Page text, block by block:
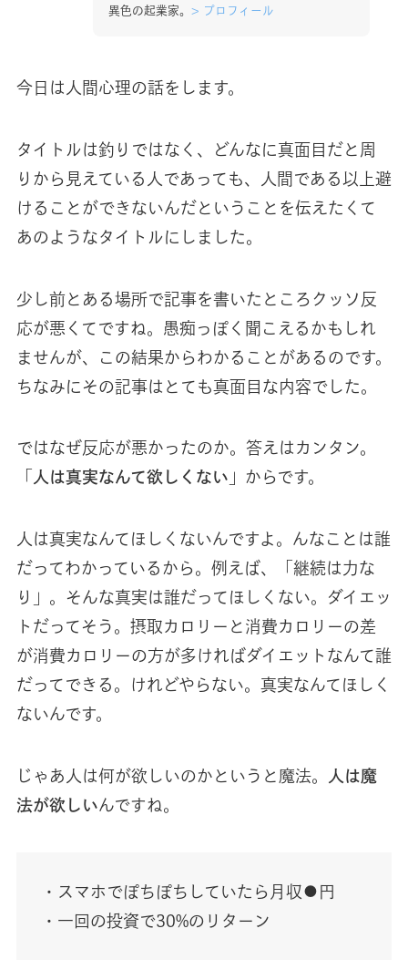
異色の起業家。 > プロフィール
今日は人間心理の話をします。
タイトルは釣りではなく、どんなに真面目だと周
りから見えている人であっても、人間である以上避
けることができないんだということを伝えたくて
あのようなタイトルにしました。
少し前とある場所で記事を書いたところクッソ反
応が悪くてですね。愚痴っぽく聞こえるかもしれ
ませんが、この結果からわかることがあるのです。
ちなみにその記事はとても真面目な内容でした。
ではなぜ反応が悪かったのか。答えはカンタン。
「人は真実なんて欲しくない」
からです。
人は真実なんてほしくないんですよ。んなことは誰
だってわかっているから。例えば、「継続は力な
り」。そんな真実は誰だってほしくない。ダイエッ
トだってそう。摂取カロリーと消費カロリーの差
が消費カロリーの方が多ければダイエットなんて誰
だってできる。けれどやらない。真実なんてほしく
ないんです。
じゃあ人は何が欲しいのかというと魔法。
人は魔
法が欲しいんですね。
・スマホでぽちぽちしていたら月収●円
・一回の投資で30%のリターン